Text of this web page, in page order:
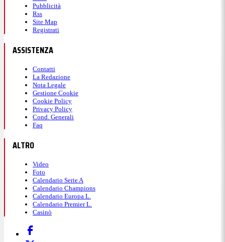
Pubblicità
Rss
Site Map
Registrati
ASSISTENZA
Contatti
La Redazione
Nota Legale
Gestione Cookie
Cookie Policy
Privacy Policy
Cond. Generali
Faq
ALTRO
Video
Foto
Calendario Serie A
Calendario Champions
Calendario Europa L.
Calendario Premier L.
Casinò